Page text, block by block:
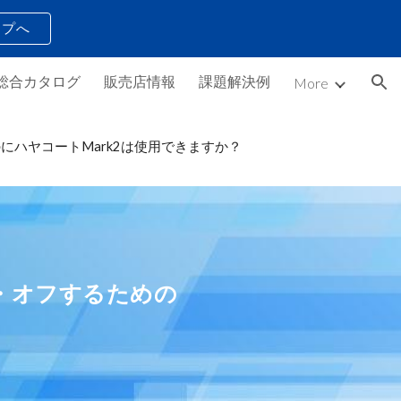
へ
合カタログ 販売店情報 課題解決例 More
ハヤコートMark2は使用できますか？
オフするための